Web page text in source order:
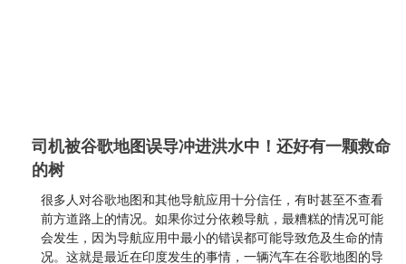
司机被谷歌地图误导冲进洪水中！还好有一颗救命
的树
很多人对谷歌地图和其他导航应用十分信任，有时甚至不查看
前方道路上的情况。如果你过分依赖导航，最糟糕的情况可能
会发生，因为导航应用中最小的错误都可能导致危及生命的情
况。这就是最近在印度发生的事情，一辆汽车在谷歌地图的导